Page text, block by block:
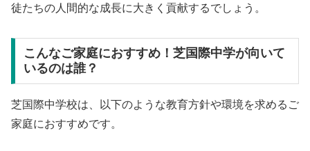
徒たちの人間的な成長に大きく貢献するでしょう。
こんなご家庭におすすめ！芝国際中学が向いて
いるのは誰？
芝国際中学校は、以下のような教育方針や環境を求めるご
家庭におすすめです。